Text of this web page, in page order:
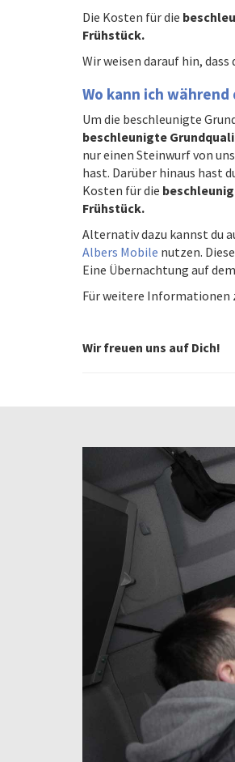
Die Kosten für die
Frühstück.
Wir weisen darauf hin,
Wo kann ich
Um die beschleunigte
beschleunigte
nur einen Steinwurf von
hast. Darüber hinaus hast
Kosten für die
Frühstück.
Alternativ dazu kannst du
Albers Mobile nutzen.
Eine Übernachtung auf
Für weitere Informationen
Wir freuen uns auf Dich!